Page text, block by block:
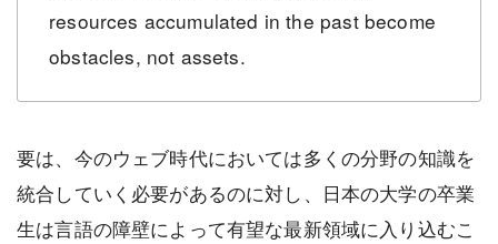
resources accumulated in the past become
obstacles, not assets.
要は、今のウェブ時代においては多くの分野の知識を
統合していく必要があるのに対し、日本の大学の卒業
生は言語の障壁によって有望な最新領域に入り込むこ